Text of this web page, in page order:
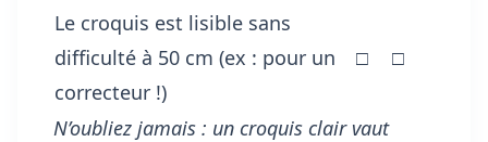
Le croquis est lisible sans
difficulté à 50 cm (ex : pour un
correcteur !)
□ □
N’oubliez jamais : un croquis clair vaut